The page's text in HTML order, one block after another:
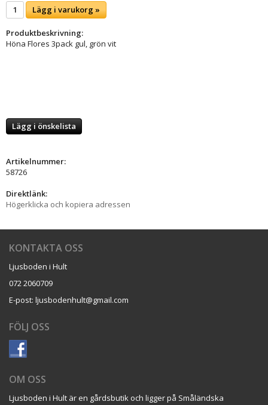
Lägg i varukorg »
Produktbeskrivning:
Höna Flores 3pack gul, grön vit
Lägg i önskelista
Artikelnummer:
58726
Direktlänk:
Högerklicka och kopiera adressen
KONTAKTA OSS
Ljusboden i Hult
072 2060709
E-post: ljusbodenhult@gmail.com
FÖLJ OSS
OM OSS
Ljusboden i Hult är en gårdsbutik och ligger på Småländska